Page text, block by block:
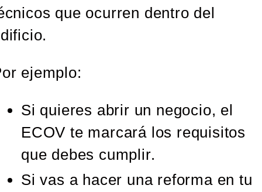
que ocurren dentro del
ejemplo:
Si quieres abrir un negocio, el
ECOV te marcará los requisitos
que debes cumplir.
Si vas a hacer una reforma en tu